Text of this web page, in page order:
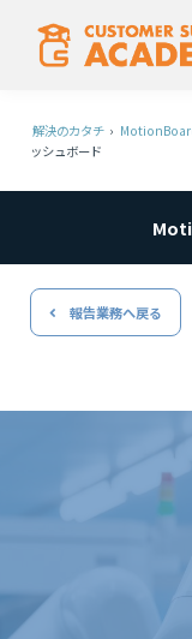
解決のカタチ ›
ッシュボード
報告業務へ戻る